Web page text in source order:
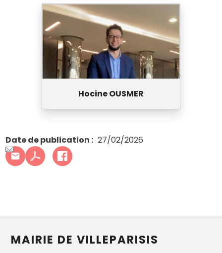
Hocine OUSMER
Date de publication 27/02/2026
MAIRIE DE VILLEPARISIS